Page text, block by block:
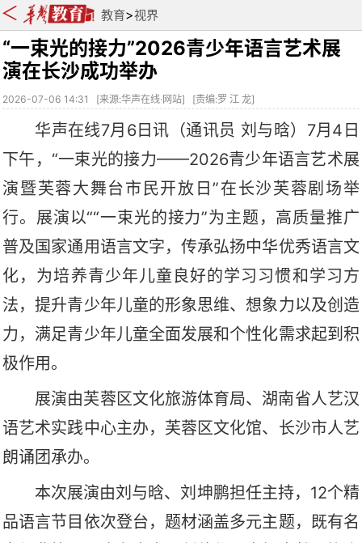
教育>视界
“一束光的接力”2026青少年语言艺术展
演在长沙成功举办
2026-07-06 14:31 [来源:华声在线·网站] [责编:罗 江 龙]
华声在线7月6日讯（通讯员 刘与晗） 7月4日
下午，“一束光的接力——2026青少年语言艺术展
演暨芙蓉大舞台市民开放日”在长沙芙蓉剧场举
行。展演以““一束光的接力”为主题，高质量推广
普及国家通用语言文字，传承弘扬中华优秀语言文
化，为培养青少年儿童良好的学习习惯和学习方
法，提升青少年儿童的形象思维、想象力以及创造
力，满足青少年儿童全面发展和个性化需求起到积
极作用。
展演由芙蓉区文化旅游体育局、湖南省人艺汉
语艺术实践中心主办，芙蓉区文化馆、 长沙市人艺
朗诵团承办。
本次展演由刘与晗、刘坤鹏担任主持， 12个精
品语言节目依次登台，题材涵盖多元主题，既有名